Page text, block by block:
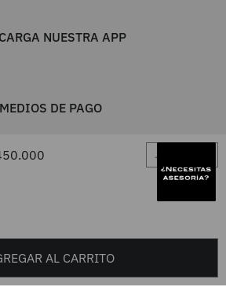
.000 －
AL CARRITO
NUESTRA APP
MEDIOS DE PAGO
S.A.S. / Línea única 604 444 0101 - Resto del
2026. Desarrollado por